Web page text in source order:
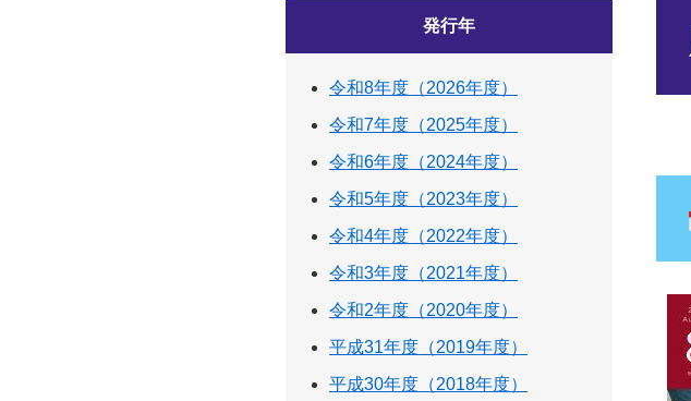
発行年
令和8年度（2026年度）
令和7年度（2025年度）
令和6年度（2024年度）
令和5年度（2023年度）
令和4年度（2022年度）
令和3年度（2021年度）
令和2年度（2020年度）
平成31年度（2019年度）
平成30年度（2018年度）